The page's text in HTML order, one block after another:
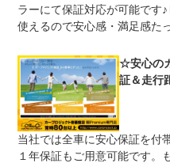
法定整備
整備付 法定12ヶ月
※車検なし・車検整
法定整備
について
法定１２ヶ月点検
契約後～納車まで
総額に整備代金を
行されます。
ラーにて保証対応が可能です
使えるので安心感・満足感た
☆安心の
証＆走行
当社では全車に安心保証を付
１年保証もご用意可能です。